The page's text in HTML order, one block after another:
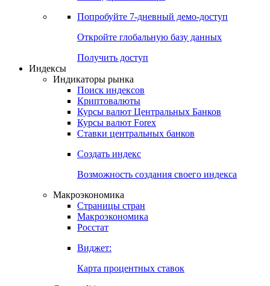
Денежный рынок
Календарь инвестора
Попробуйте7-дневный
Откройте глобальную базу данных
Получить доступ
Индикаторы рынка
Поиск индексов
Курсы валют Центральных Банков
Ставки центральных банков
Создать индекс
Возможность создания своего индекса
Страницы стран
Росстат